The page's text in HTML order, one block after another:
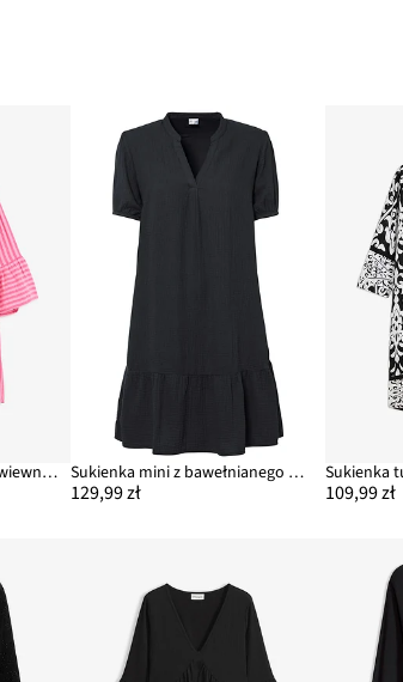
Sukienka tunikowa z przewiewnego muślinu Sukienka mini z bawełnianego muślinu
129,99 zł 109,99 zł